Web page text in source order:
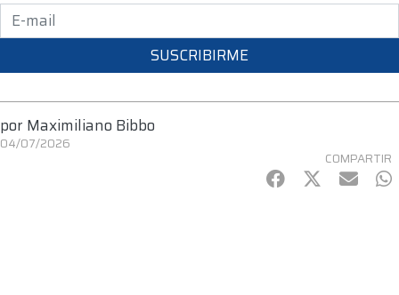
SUSCRIBIRME
por Maximiliano Bibbo
04/07/2026
COMPARTIR
Facebook
Twitter
mail